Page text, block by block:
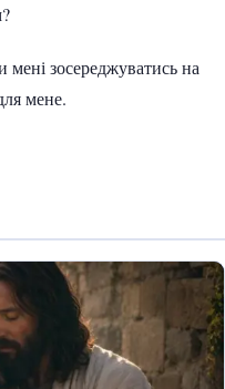
мені зосереджуватись на
мене.